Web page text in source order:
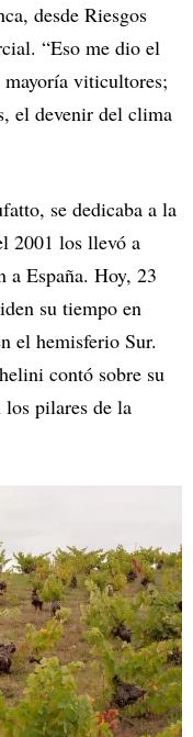
desde Riesgos
“Eso me dio el
viticultores;
el devenir del clima
se dedicaba a la
2001 los llevó a
a España. Hoy, 23
su tiempo en
el hemisferio Sur.
contó sobre su
los pilares de la